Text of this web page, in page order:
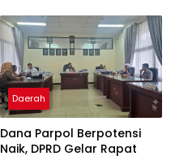
Daerah
Dana Parpol Berpotensi
Naik, DPRD Gelar Rapat